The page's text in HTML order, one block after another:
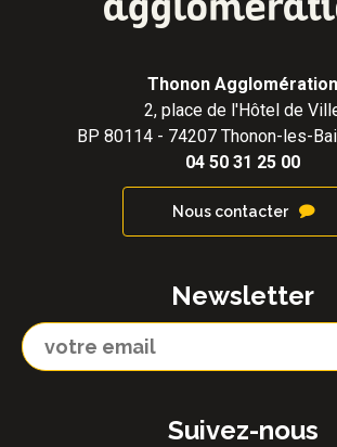
Thonon Agglomération
2, place de l'Hôtel de
BP 80114 - 74207 Thonon-les-
04 50 31 25 00
Nous contacter
Newsletter
Suivez-nous